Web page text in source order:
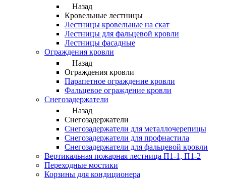
Назад
Кровельные лестницы
Лестницы кровельные на скат
Лестницы для фальцевой кровли
Лестницы фасадные
Ограждения кровли
Назад
Ограждения кровли
Парапетное ограждение кровли
Фальцевое ограждение кровли
Снегозадержатели
Назад
Снегозадержатели
Снегозадержатели для металлочерепицы
Снегозадержатели для профнастила
Снегозадержатели для фальцевой кровли
Вертикальная пожарная лестница П1-1, П1-2
Переходные мостики
Корзины для кондиционера